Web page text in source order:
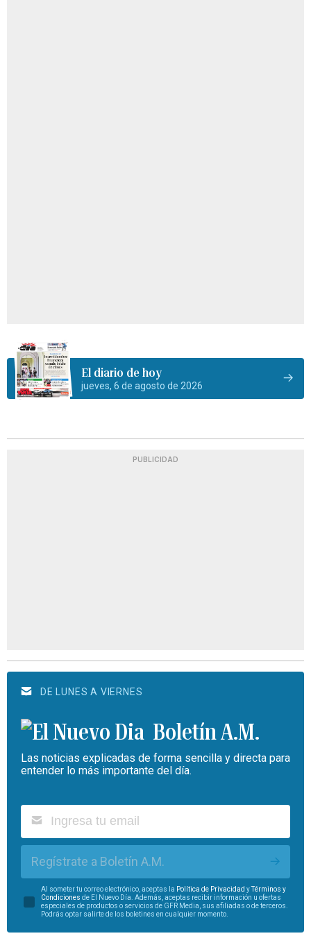
El diario de hoy
jueves, 6 de agosto de 2026
PUBLICIDAD
DE LUNES A VIERNES
Boletín A.M.
Las noticias explicadas de forma sencilla y directa para
entender lo más importante del día.
Regístrate a Boletín A.M.
Al someter tu correo electrónico, aceptas la Política de Privacidad yTérminos y
Condiciones de El Nuevo Día. Además, aceptas recibir información u ofertas
especiales de productos o servicios de GFR Media, sus afiliadas o de terceros.
Podrás optar salirte de los boletines en cualquier momento.